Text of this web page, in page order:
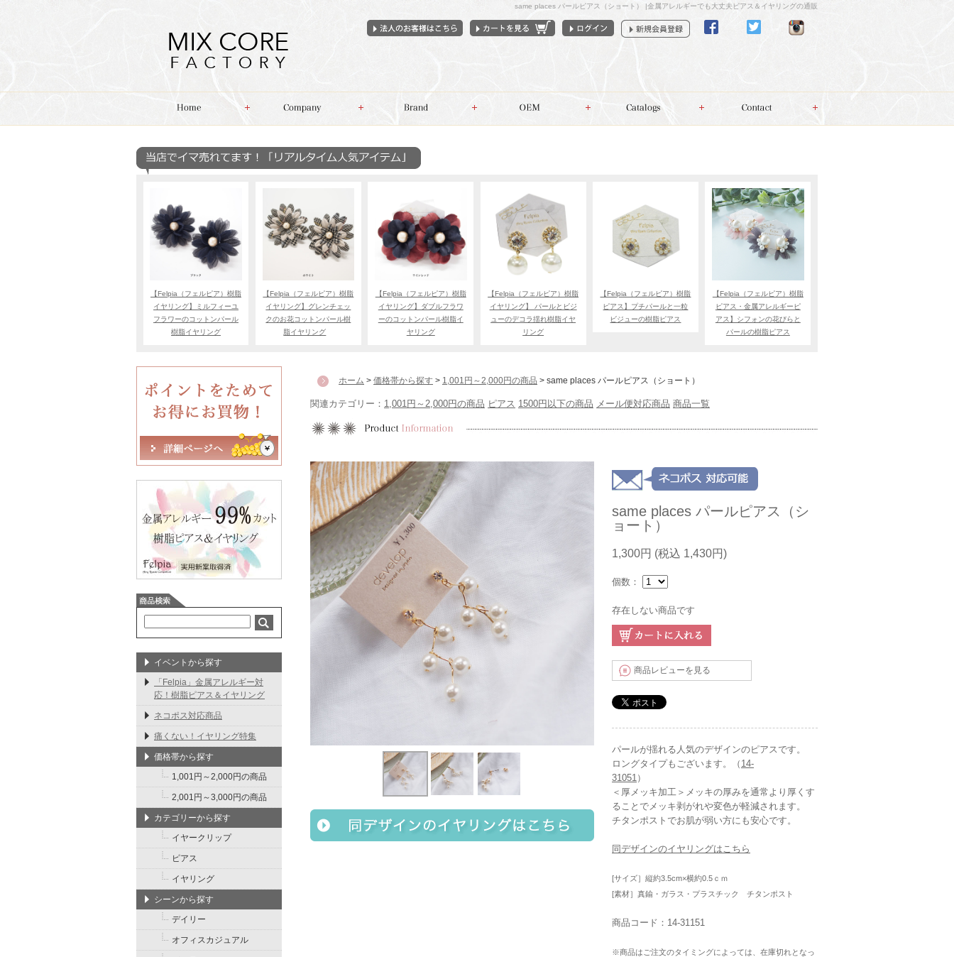
same places パールピアス（ショート） |金属アレルギーでも大丈夫ピアス＆イヤリングの通販
【Felpia（フェルピア）樹脂
イヤリング】ミルフィーユ
フラワーのコットンパール
樹脂イヤリング
【Felpia（フェルピア）樹脂
イヤリング】グレンチェッ
クのお花コットンパール樹
脂イヤリング
【Felpia（フェルピア）樹脂
イヤリング】ダブルフラワ
ーのコットンパール樹脂イ
ヤリング
【Felpia（フェルピア）樹脂
イヤリング】 パールとビジ
ューのデコラ揺れ樹脂イヤ
リング
【Felpia（フェルピア）樹脂
ピアス】プチパールと一粒
ビジューの樹脂ピアス
【Felpia（フェルピア）樹脂
ピアス・金属アレルギーピ
アス】シフォンの花びらと
パールの樹脂ピアス
ホーム > 価格帯から探す > 1,001円～2,000円の商品 > same places パールピアス（ショート）
関連カテゴリー： 1,001円～2,000円の商品 ピアス 1500円以下の商品 メール便対応商品 商品一覧
same places パールピアス（シ
ョート）
1,300円 (税込 1,430円)
個数：
存在しない商品です
商品レビューを見る
パールが揺れる人気のデザインのピアスです。
ロングタイプもございます。（ 14-
31051 ）
＜厚メッキ加工＞メッキの厚みを通常より厚くす
ることでメッキ剥がれや変色が軽減されます。
チタンポストでお肌が弱い方にも安心です。
同デザインのイヤリングはこちら
[サイズ］縦約3.5cm×横約0.5ｃｍ
[素材］真鍮・ガラス・プラスチック チタンポスト
商品コード：14-31151
※商品はご注文のタイミングによっては、在庫切れとなっ
イベントから探す
「Felpia」金属アレルギー対
応！樹脂ピアス＆イヤリング
ネコポス対応商品
痛くない！イヤリング特集
価格帯から探す
1,001円～2,000円の商品
2,001円～3,000円の商品
カテゴリーから探す
イヤークリップ
ピアス
イヤリング
シーンから探す
デイリー
オフィスカジュアル